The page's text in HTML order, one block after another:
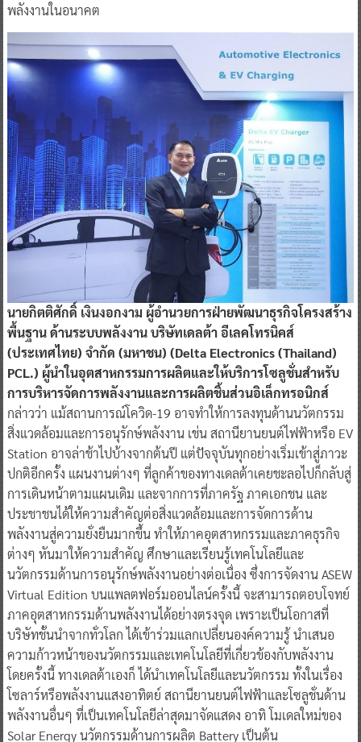
พลังงานในอนาคต
นายกิตติศักดิ์ เงินงอกงาม ผู้อำนวยการฝ่ายพัฒนาธุรกิจโครงสร้าง
พื้นฐาน ด้านระบบพลังงาน บริษัทเดลต้า อีเลคโทรนิคส์
(ประเทศไทย) จำกัด (มหาชน) (Delta Electronics (Thailand)
PCL.) ผู้นำในอุตสาหกรรมการผลิตและให้บริการโซลูชั่นสำหรับ
การบริหารจัดการพลังงานและการผลิตชิ้นส่วนอิเล็กทรอนิกส์
กล่าวว่า แม้สถานการณ์โควิด-19 อาจทำให้การลงทุนด้านนวัตกรรม
สิ่งแวดล้อมและการอนุรักษ์พลังงาน เช่น สถานียานยนต์ไฟฟ้าหรือ EV
Station อาจล่าช้าไปบ้างจากต้นปี แต่ปัจจุบันทุกอย่างเริ่มเข้าสู่ภาวะ
ปกติอีกครั้ง แผนงานต่างๆ ที่ลูกค้าของทางเดลต้าเคยชะลอไปก็กลับสู่
การเดินหน้าตามแผนเดิม และจากการที่ภาครัฐ ภาคเอกชน และ
ประชาชนได้ให้ความสำคัญต่อสิ่งแวดล้อมและการจัดการด้าน
พลังงานสู่ความยั่งยืนมากขึ้น ทำให้ภาคอุตสาหกรรมและภาคธุรกิจ
ต่างๆ หันมาให้ความสำคัญ ศึกษาและเรียนรู้เทคโนโลยีและ
นวัตกรรมด้านการอนุรักษ์พลังงานอย่างต่อเนื่อง ซึ่งการจัดงาน ASEW
Virtual Edition บนแพลตฟอร์มออนไลน์ครั้งนี้ จะสามารถตอบโจทย์
ภาคอุตสาหกรรมด้านพลังงานได้อย่างตรงจุด เพราะเป็นโอกาสที่
บริษัทชั้นนำจากทั่วโลก ได้เข้าร่วมแลกเปลี่ยนองค์ความรู้ นำเสนอ
ความก้าวหน้าของนวัตกรรมและเทคโนโลยีที่เกี่ยวข้องกับพลังงาน
โดยครั้งนี้ ทางเดลต้าเองก็ ได้นำเทคโนโลยีและนวัตกรรม ทั้งในเรื่อง
โซลาร์หรือพลังงานแสงอาทิตย์ สถานียานยนต์ไฟฟ้าและโซลูชั่นด้าน
พลังงานอื่นๆ ที่เป็นเทคโนโลยีล่าสุดมาจัดแสดง อาทิ โมเดลใหม่ของ
Solar Energy นวัตกรรมด้านการผลิต Battery เป็นต้น